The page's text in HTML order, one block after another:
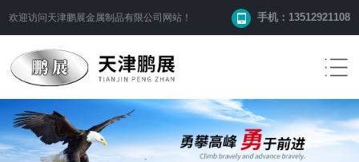
欢迎访问 天津鹏展金属制品有限公司 网站！ 手机：13512921108